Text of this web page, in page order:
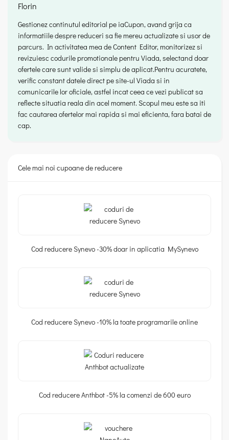
Florin
Gestionez continutul editorial pe iaCupon, avand grija ca
informatiile despre reduceri sa fie mereu actualizate si usor de
parcurs. In activitatea mea de Content Editor, monitorizez si
revizuiesc codurile promotionale pentru Viada, selectand doar
ofertele care sunt valide si simplu de aplicat.Pentru acuratete,
verific constant datele direct pe site-ul Viada si in
comunicarile lor oficiale, astfel incat ceea ce vezi publicat sa
reflecte situatia reala din acel moment. Scopul meu este sa iti
fac cautarea ofertelor mai rapida si mai eficienta, fara batai de
cap.
Cele mai noi cupoane de reducere
Cod reducere Synevo -30% doar in aplicatia MySynevo
Cod reducere Synevo -10% la toate programarile online
Cod reducere Anthbot -5% la comenzi de 600 euro